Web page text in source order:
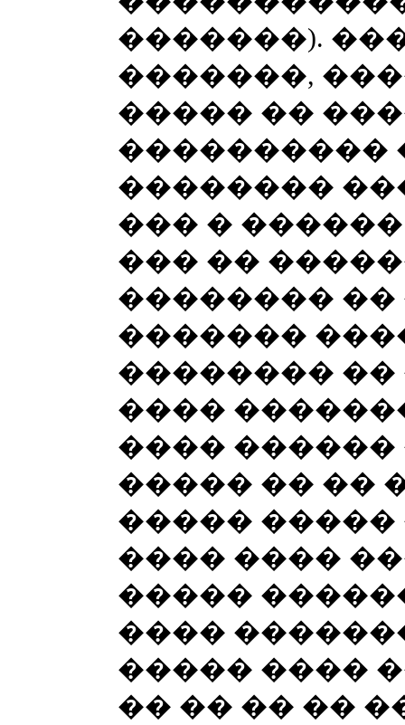
�������).
�������,
����� ��
����������
��������
��� �
��� ��
�������� ��
�������
��������
����
���� ������
����� �� ��
����� �����
���� ����
�����
����
����� ����
�� �� �� ��